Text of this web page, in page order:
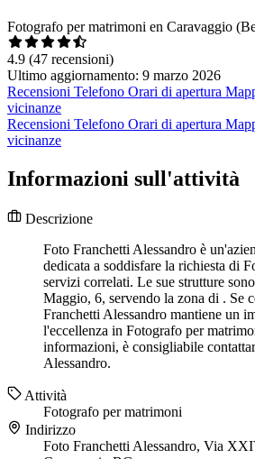
Fotografo per matrimoni en Caravaggio
4.9 (47 recensioni)
Ultimo aggiornamento: 9 marzo 2026
Recensioni Telefono Orari di apertura
vicinanze
Recensioni Telefono Orari di apertura
vicinanze
Informazioni sull'attività
Descrizione
Foto Franchetti Alessandro è
dedicata a soddisfare la richiesta di
servizi correlati. Le sue strutture
Maggio, 6, servendo la zona di . Se
Franchetti Alessandro mantiene un
l'eccellenza in Fotografo per
informazioni, è consigliabile
Alessandro.
Attività
Fotografo per matrimoni
Indirizzo
Foto Franchetti Alessandro, Via